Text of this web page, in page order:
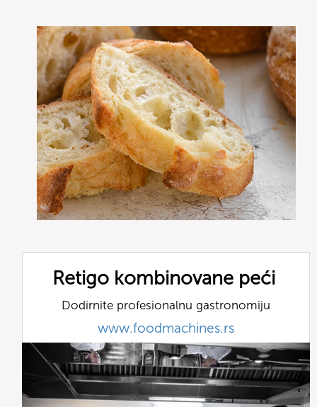
Retigo kombinovane peći
Dodirnite profesionalnu gastronomiju
www.foodmachines.rs